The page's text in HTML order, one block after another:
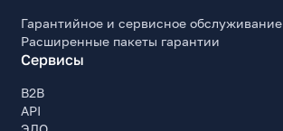
Гарантийное и сервисное обслуживание
Расширенные пакеты гарантии
Сервисы
B2B
API